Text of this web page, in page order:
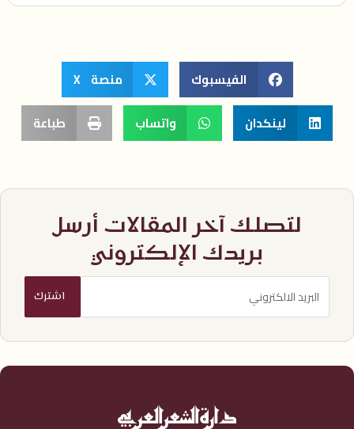
الفيسبوك
منصة X
لينكدان
واتساب طباعة
لتصلك آخر المقالات أرسل
بريدك الإلكتروني